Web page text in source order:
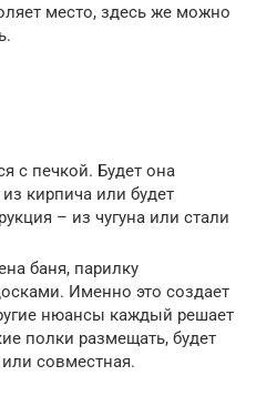
место, здесь же можно
с печкой. Будет она
кирпича или будет
– из чугуна или стали
баня, парилку
Именно это создает
нюансы каждый решает
полки размещать, будет
совместная.